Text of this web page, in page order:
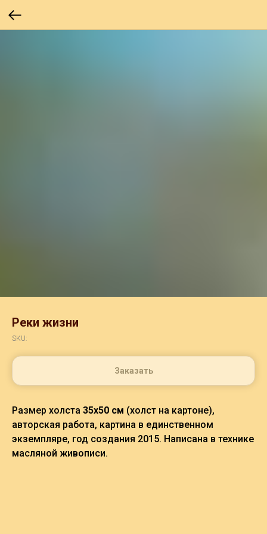
Реки жизни
SKU:
Заказать
Размер холста 35х50 см (холст на картоне),
авторская работа, картина в единственном
экземпляре, год создания 2015. Написана в технике
масляной живописи.